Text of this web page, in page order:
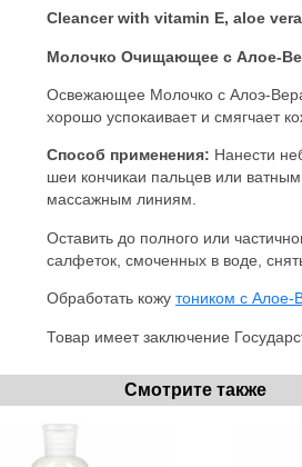
Cleancer with vitamin E, aloe
Молочко Очищающее c Алое-
Освежающее Молочко с Алоэ-
хорошо успокаивает и смягчает
Способ применения: Нанести
шеи кончикаи пальцев или
массажным линиям.
Оставить до полного или
салфеток, смоченных в воде,
Обработать кожу тоником с Алое-
Товар имеет заключение
Смотрите также